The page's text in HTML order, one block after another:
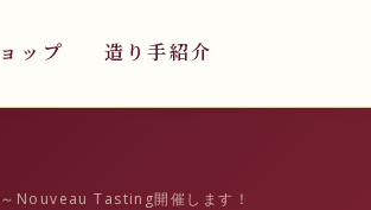
ップ 造り手紹介
Nouveau Tasting開催します！